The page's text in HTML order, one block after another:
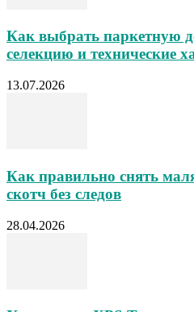
Как выбрать паркетную
селекцию и технические
13.07.2026
Как правильно снять
скотч без следов
28.04.2026